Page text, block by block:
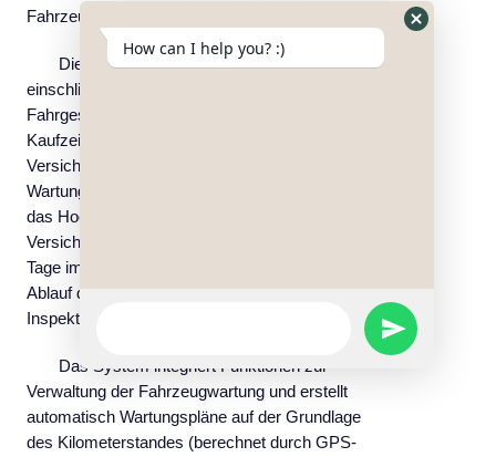
Fahrzeuginformationen
Die Fahrzeuginformationsdatei wird erstellt,
einschließlich Kennzeichen, Modell,
Fahrgestellnummer, Motornummer,
Kaufzeitpunkt, Gültigkeitsdauer der
Versicherung, jährliche Inspektion,
Wartungsaufzeichnungen usw., und unterstützt
das Hochladen von Führerschein und
Versicherungspolice. Die Plattform sendet 45
Tage im Voraus Erinnerungen entsprechend dem
Ablauf der Versicherung und der jährlichen
Inspektion.
Das System integriert Funktionen zur
Verwaltung der Fahrzeugwartung und erstellt
automatisch Wartungspläne auf der Grundlage
des Kilometerstandes (berechnet durch GPS-
How can I help you? :)
SEND